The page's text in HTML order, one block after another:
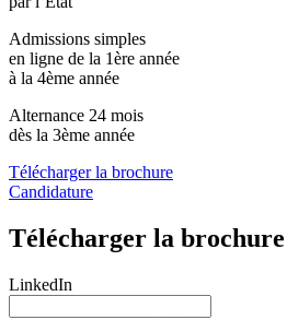
Admissions simples
en ligne de la 1ère année
à la 4ème année
Alternance 24 mois
dès la 3ème année
Télécharger la brochure
Candidature
Télécharger la brochure
LinkedIn